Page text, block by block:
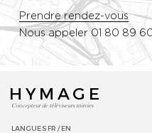
Prendre rendez-vous
Nous appeler 01 80 89
HYMAGE
Concepteur de téléviseurs miroirs
LANGUES FR /EN